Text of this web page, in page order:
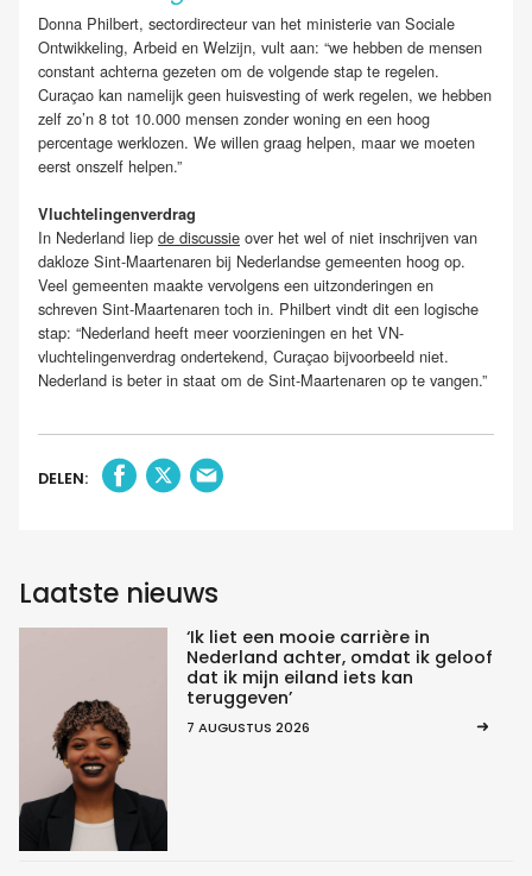
Donna Philbert, sectordirecteur van het ministerie van Sociale
Ontwikkeling, Arbeid en Welzijn, vult aan: “we hebben de mensen
constant achterna gezeten om de volgende stap te regelen.
Curaçao kan namelijk geen huisvesting of werk regelen, we hebben
zelf zo’n 8 tot 10.000 mensen zonder woning en een hoog
percentage werklozen. We willen graag helpen, maar we moeten
eerst onszelf helpen.”
Vluchtelingenverdrag
In Nederland liep de discussie over het wel of niet inschrijven van
dakloze Sint-Maartenaren bij Nederlandse gemeenten hoog op.
Veel gemeenten maakte vervolgens een uitzonderingen en
schreven Sint-Maartenaren toch in. Philbert vindt dit een logische
stap: “Nederland heeft meer voorzieningen en het VN-
vluchtelingenverdrag ondertekend, Curaçao bijvoorbeeld niet.
Nederland is beter in staat om de Sint-Maartenaren op te vangen.”
DELEN:
Laatste nieuws
‘Ik liet een mooie carrière in
Nederland achter, omdat ik geloof
dat ik mijn eiland iets kan
teruggeven’
7 AUGUSTUS 2026